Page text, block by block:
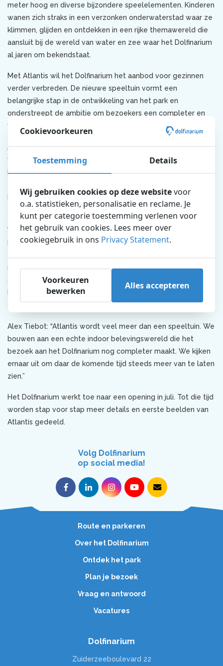
meter hoog en diverse bijzondere speelelementen. Kinderen
wanen zich straks in een verzonken onderwaterstad waar ze
klimmen, glijden en ontdekken in een rijke themawereld die
aansluit bij de wereld van water en zee waar het Dolfinarium
al jaren om bekendstaat.
Met Atlantis wil het Dolfinarium het aanbod voor gezinnen
verder verbreden. De nieuwe speeltuin vormt een
belangrijke stap in de ontwikkeling van het park en
onderstreept de ambitie om bezoekers een completer en
veelzijdiger dagje uit te bieden.
Alex Tiebot, directeur van het Dolfinarium, zegt: “Met Atlantis
voegen we een compleet nieuwe beleving toe aan het
Dolfinarium. Het wordt een plek waar kinderen straks echt
in thema en vooral gericht op plezier, verwondering en
ontdekken.”
Waarom de naam Atlantis?
De keuze voor de naam Atlantis is bewust. De verwijzing naar
nieuwe speeltuin, waarin sfeer, fantasie en avontuur
samenkomen. Het logo dat vandaag wordt gepresenteerd, is
het eerste zichtbare onderdeel van een project waar achter
de schermen volop aan wordt gewerkt.
Alex Tiebot: “Atlantis wordt veel meer dan een speeltuin. We
bouwen aan een echte indoor belevingswereld die het
bezoek aan het Dolfinarium nog completer maakt. We kijken
ernaar uit om daar de komende tijd steeds meer van te laten
zien.”
Het Dolfinarium werkt toe naar een opening in juli. Tot die tijd
worden stap voor stap meer details en eerste beelden van
Atlantis gedeeld.
Volg Dolfinarium
op social media!
Route en parkeren
Over het Dolfinarium
Ontdek het park
Plan je bezoek
Vraag en antwoord
Vacatures
Dolfinarium
Zuiderzeeboulevard 22
Cookievoorkeuren
Toestemming Details
Wij gebruiken cookies op deze websitevoor
o.a. statistieken, personalisatie en reclame. Je
kunt per categorie toestemming verlenen voor
het gebruik van cookies. Lees meer over
cookiegebruik in ons Privacy Statement.
Voorkeuren
bewerken
Alles accepteren